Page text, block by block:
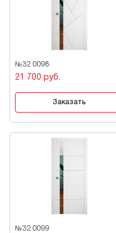
№32 0098
21 700 руб.
Заказать
№32 0099